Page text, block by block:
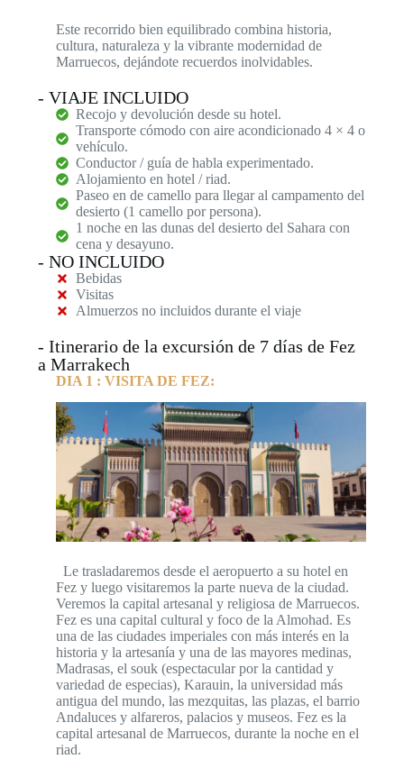
Este recorrido bien equilibrado combina historia,
cultura, naturaleza y la vibrante modernidad de
Marruecos, dejándote recuerdos inolvidables.
- VIAJE INCLUIDO
Recojo y devolución desde su hotel.
Transporte cómodo con aire acondicionado 4 × 4 o
vehículo.
Conductor / guía de habla experimentado.
Alojamiento en hotel / riad.
Paseo en de camello para llegar al campamento del
desierto (1 camello por persona).
1 noche en las dunas del desierto del Sahara con
cena y desayuno.
- NO INCLUIDO
Bebidas
Visitas
Almuerzos no incluidos durante el viaje
- Itinerario de la excursión de 7 días de Fez
a Marrakech
DIA 1 : VISITA DE FEZ:
Le trasladaremos desde el aeropuerto a su hotel en
Fez y luego visitaremos la parte nueva de la ciudad.
Veremos la capital artesanal y religiosa de Marruecos.
Fez es una capital cultural y foco de la Almohad. Es
una de las ciudades imperiales con más interés en la
historia y la artesanía y una de las mayores medinas,
Madrasas, el souk (espectacular por la cantidad y
variedad de especias), Karauin, la universidad más
antigua del mundo, las mezquitas, las plazas, el barrio
Andaluces y alfareros, palacios y museos. Fez es la
capital artesanal de Marruecos, durante la noche en el
riad.